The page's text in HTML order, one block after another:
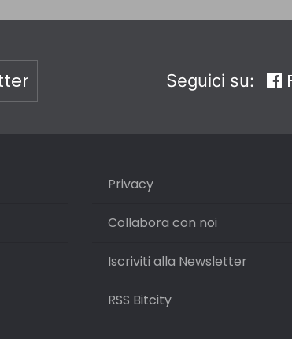
Seguici su:
Privacy
Collabora con noi
Iscriviti alla Newsletter
RSS Bitcity